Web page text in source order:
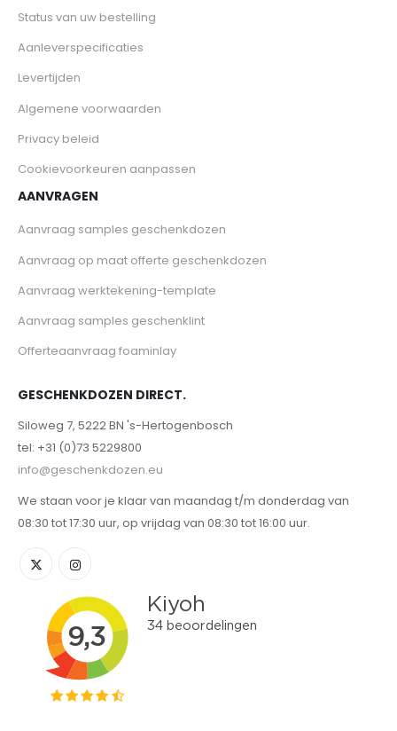
Status van uw bestelling
Aanleverspecificaties
Levertijden
Algemene voorwaarden
Privacy beleid
Cookievoorkeuren aanpassen
AANVRAGEN
Aanvraag samples geschenkdozen
Aanvraag op maat offerte geschenkdozen
Aanvraag werktekening-template
Aanvraag samples geschenklint
Offerteaanvraag foaminlay
GESCHENKDOZEN DIRECT.
Siloweg 7, 5222 BN 's-Hertogenbosch
tel: +31 (0)73 5229800
info@geschenkdozen.eu
We staan voor je klaar van maandag t/m donderdag van
08:30 tot 17:30 uur, op vrijdag van 08:30 tot 16:00 uur.